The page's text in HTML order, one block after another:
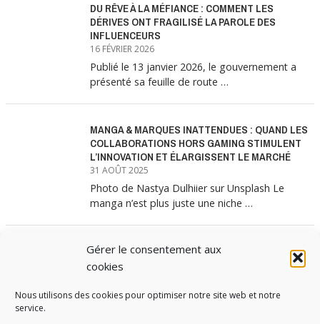
Gérer le consentement aux
cookies
Nous utilisons des cookies pour optimiser notre site web et notre
service.
DU RÊVE À LA MÉFIANCE : COMMENT LES
DÉRIVES ONT FRAGILISÉ LA PAROLE DES
INFLUENCEURS
16 FÉVRIER 2026
Publié le 13 janvier 2026, le gouvernement a
présenté sa feuille de route …
MANGA & MARQUES INATTENDUES : QUAND LES
COLLABORATIONS HORS GAMING STIMULENT
L’INNOVATION ET ÉLARGISSENT LE MARCHÉ
31 AOÛT 2025
Photo de Nastya Dulhiier sur Unsplash Le
manga n’est plus juste une niche …
MANGA & MARQUES : ANATOMIE D’UNE
ALLIANCE MARKETING GAGNANTE
Les interminables files d’attente devant les